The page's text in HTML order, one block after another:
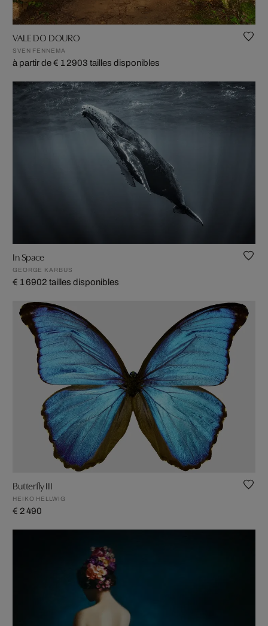
VALE DO DOURO
SVEN FENNEMA
à partir de € 1 2903 tailles disponibles
In Space
GEORGE KARBUS
€ 1 6902 tailles disponibles
Butterfly III
HEIKO HELLWIG
€ 2 490